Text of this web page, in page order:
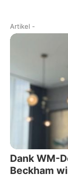
Artikel -
Dank WM-
Beckham